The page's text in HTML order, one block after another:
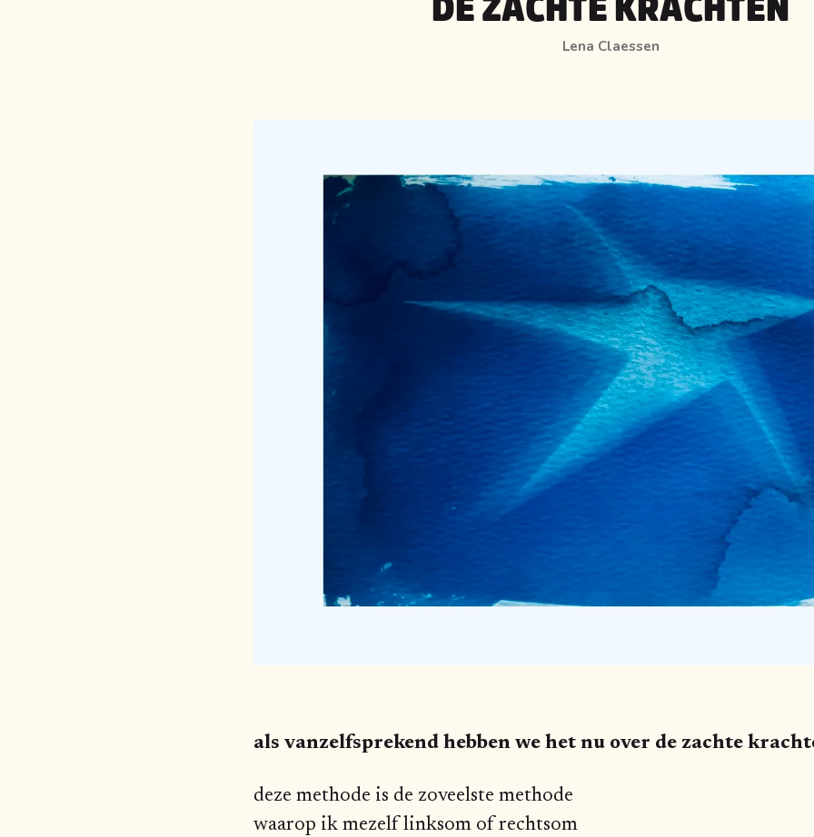
DE ZACHTE KRACHTEN
Lena Claessen
als vanzelfsprekend hebben we het nu over de zachte
deze methode is de zoveelste methode
waarop ik mezelf linksom of rechtsom